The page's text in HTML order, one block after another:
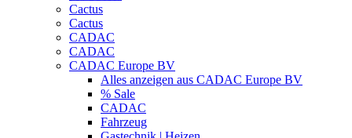
Cactus
Cactus
CADAC
CADAC
CADAC Europe BV
Alles anzeigen aus CADAC Europe BV
% Sale
CADAC
Fahrzeug